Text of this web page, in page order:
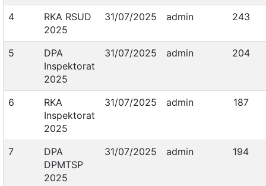
4
RKA RSUD
2025
31/07/2025 admin 243
5
DPA
Inspektorat
2025
31/07/2025 admin 204
6
RKA
Inspektorat
2025
31/07/2025 admin 187
7
DPA
DPMTSP
2025
31/07/2025 admin 194